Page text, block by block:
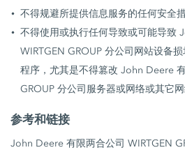
不得规避所提供信息服务的任何安全措
不得使用或执行任何导致或可能导致
WIRTGEN GROUP 分公司网站设备
程序，尤其是不得篡改 John Deere
GROUP 分公司服务器或网络或其它
参考和链接
John Deere 有限两合公司 WIRTGEN